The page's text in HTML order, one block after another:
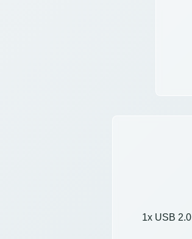
1x USB